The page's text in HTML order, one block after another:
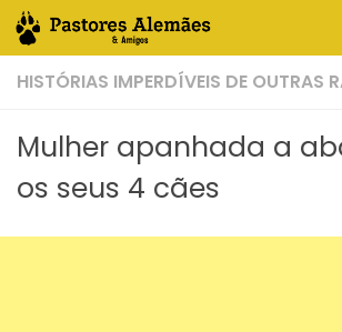
Skip to content
HISTÓRIAS IMPERDÍVEIS DE OUTRAS
Mulher apanhada a
os seus 4 cães